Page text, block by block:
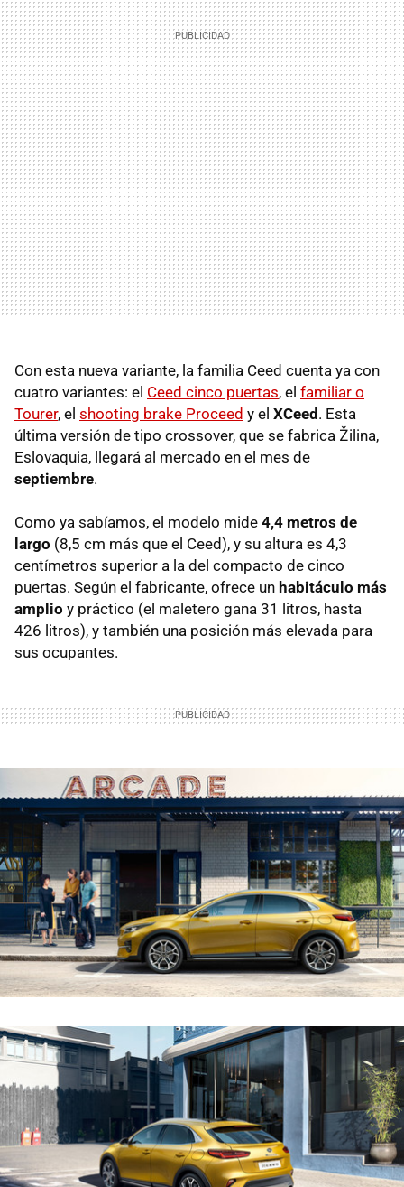
Con esta nueva variante, la familia Ceed cuenta ya con
cuatro variantes: el Ceed cinco puertas, el familiar o
Tourer, el shooting brake Proceed y el XCeed. Esta
última versión de tipo crossover, que se fabrica Žilina,
Eslovaquia, llegará al mercado en el mes de
septiembre.
Como ya sabíamos, el modelo mide 4,4 metros de
largo (8,5 cm más que el Ceed), y su altura es 4,3
centímetros superior a la del compacto de cinco
puertas. Según el fabricante, ofrece un habitáculo más
amplio y práctico (el maletero gana 31 litros, hasta
426 litros), y también una posición más elevada para
sus ocupantes.